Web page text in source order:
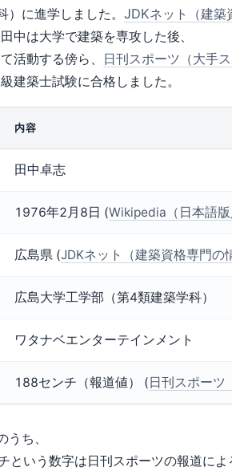
）に進学しました。 JDKネット（建築
中は大学で建築を専攻した後、
活動する傍ら、 日刊スポーツ（大手
建築士試験に合格しました。
内容
田中卓志
1976年2月8日 (Wikipedia（日本語
広島県 (JDKネット（建築資格専門の
広島大学工学部（第4類建築学科）
ワタナベエンターテインメント
188センチ（報道値） (日刊スポーツ
ち、
という数字は日刊スポーツの報道によ